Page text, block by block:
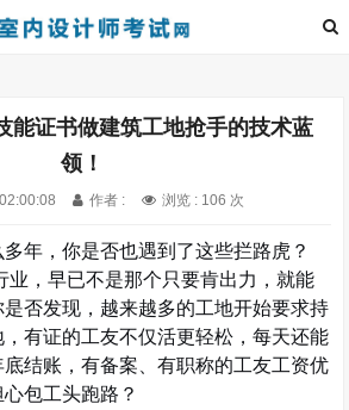
能证书做建筑工地抢手的技术蓝
领！
作者 : 浏览 : 106 次
年，你是否也遇到了这些拦路虎？
业，早已不是那个只要肯出力，就能
否发现，越来越多的工地开始要求持
有证的工友不仅活更轻松，每天还能
结账，有备案、有职称的工友工资优
包工头跑路？